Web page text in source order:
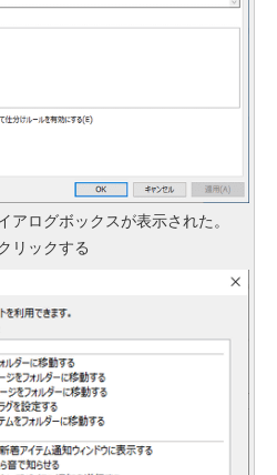
アログボックスが表示された。
リックする